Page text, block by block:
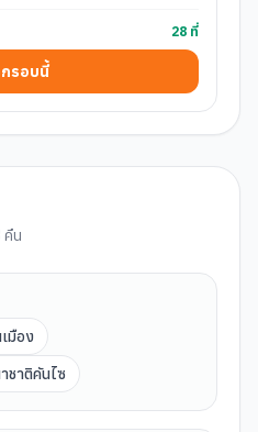
28 ที่
กรอบนี้
คืน
มือง
ชาติคันไซ